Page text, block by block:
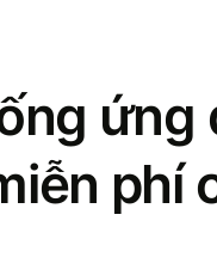
ứng
phí